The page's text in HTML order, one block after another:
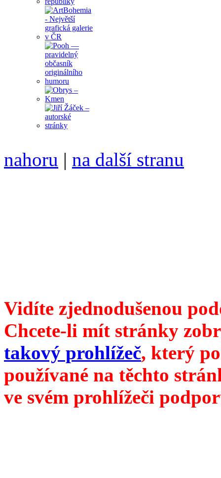
nahoru | na další stranu
Vidíte zjednodušenou
Chcete-li mít stránky
takový prohlížeč, který
používané na těchto
ve svém prohlížeči